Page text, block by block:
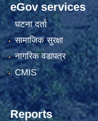
eGov services
घटना दर्ता
सामाजिक सुरक्षा
नागरिक वडापत्र
CMIS
Reports